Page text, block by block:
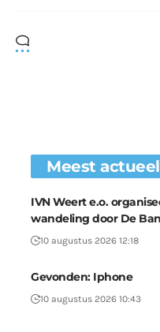
Meest actueel
IVN Weert e.o.
wandeling door De
10 augustus 2026 12:18
Gevonden: Iphone
10 augustus 2026 10:43